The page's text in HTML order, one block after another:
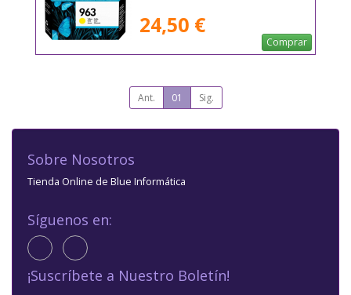
24,50 €
Comprar
Ant. 01 Sig.
Sobre Nosotros
Tienda Online de Blue Informática
Síguenos en:
¡Suscríbete a Nuestro Boletín!